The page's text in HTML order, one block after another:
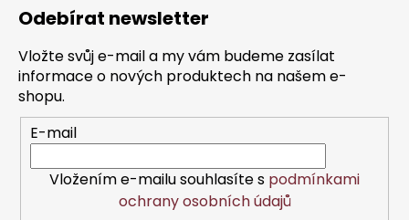
Odebírat newsletter
Vložte svůj e-mail a my vám budeme zasílat
informace o nových produktech na našem e-
shopu.
E-mail
Vložením e-mailu souhlasíte s podmínkami
ochrany osobních údajů